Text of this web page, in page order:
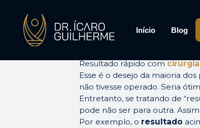
Início Blog
é
Resultado rápido com
Esse é o desejo da maioria
não tivesse operado. Seria
Entretanto, se tratando de
pode não ser para outra.
Por exemplo, o resultado